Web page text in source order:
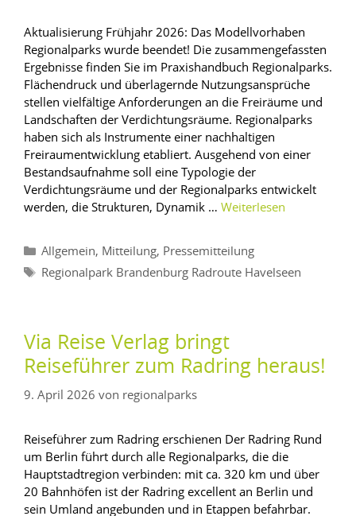
Aktualisierung Frühjahr 2026: Das Modellvorhaben
Regionalparks wurde beendet! Die zusammengefassten
Ergebnisse finden Sie im Praxishandbuch Regionalparks.
Flächendruck und überlagernde Nutzungsansprüche
stellen vielfältige Anforderungen an die Freiräume und
Landschaften der Verdichtungsräume. Regionalparks
haben sich als Instrumente einer nachhaltigen
Freiraumentwicklung etabliert. Ausgehend von einer
Bestandsaufnahme soll eine Typologie der
Verdichtungsräume und der Regionalparks entwickelt
werden, die Strukturen, Dynamik … Weiterlesen
Allgemein, Mitteilung, Pressemitteilung
Regionalpark Brandenburg Radroute Havelseen
Via Reise Verlag bringt
Reiseführer zum Radring heraus!
9. April 2026 von regionalparks
Reiseführer zum Radring erschienen Der Radring Rund
um Berlin führt durch alle Regionalparks, die die
Hauptstadtregion verbinden: mit ca. 320 km und über
20 Bahnhöfen ist der Radring excellent an Berlin und
sein Umland angebunden und in Etappen befahrbar.